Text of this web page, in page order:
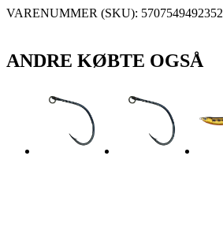
VARENUMMER (SKU): 5707549492352
ANDRE KØBTE OGSÅ